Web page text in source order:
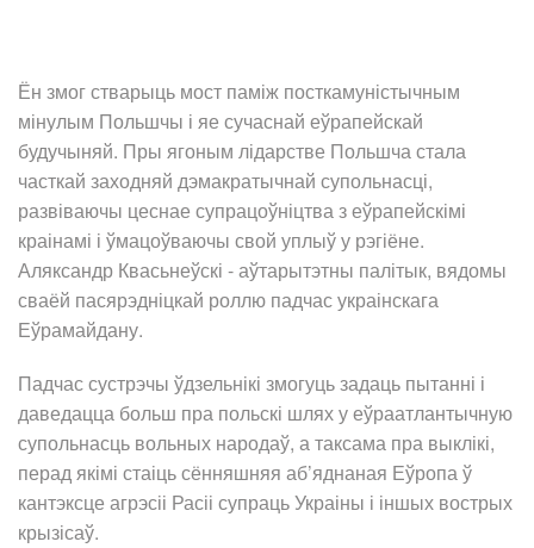
Ён змог стварыць мост паміж посткамуністычным
мінулым Польшчы і яе сучаснай еўрапейскай
будучыняй. Пры ягоным лідарстве Польшча стала
часткай заходняй дэмакратычнай супольнасці,
развіваючы цеснае супрацоўніцтва з еўрапейскімі
краінамі і ўмацоўваючы свой уплыў у рэгіёне.
Аляксандр Квасьнеўскі - аўтарытэтны палітык, вядомы
сваёй пасярэдніцкай роллю падчас украінскага
Еўрамайдану.
Падчас сустрэчы ўдзельнікі змогуць задаць пытанні і
даведацца больш пра польскі шлях у еўраатлантычную
супольнасць вольных народаў, а таксама пра выклікі,
перад якімі стаіць сённяшняя аб’яднаная Еўропа ў
кантэксце агрэсіі Расіі супраць Украіны і іншых вострых
крызісаў.